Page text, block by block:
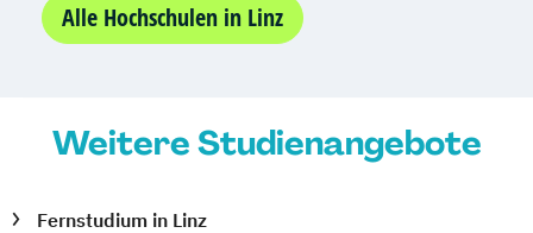
Alle Hochschulen in Linz
Weitere Studienangebote
Fernstudium in Linz